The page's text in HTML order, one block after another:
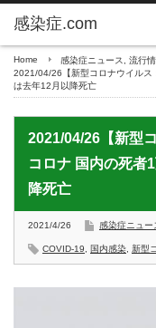
Home 感染症ニュース
流行
2021/04/26【新型コロナウイルス
は去年12月以降死亡
2021/04/26【新型
コロナ 国内の死者
降死亡
2021/4/26 感染症ニュー
COVID-19 国内感染 新型